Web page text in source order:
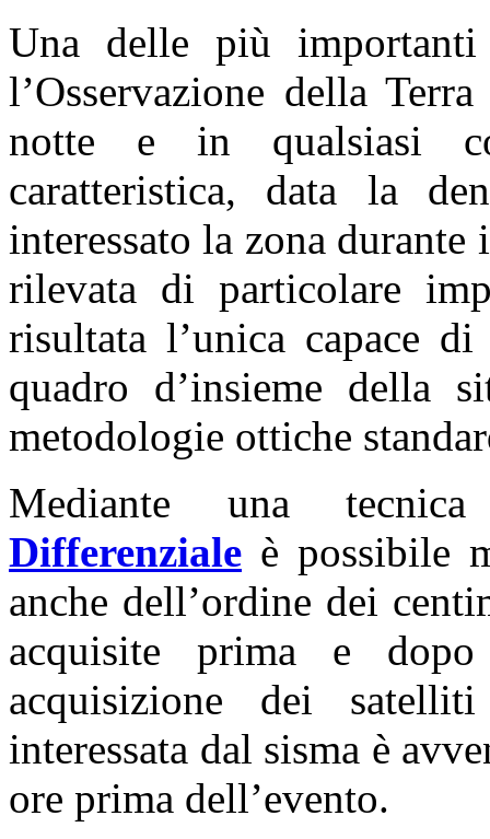
Una delle più
l’Osservazione della
notte e in qualsiasi
caratteristica, data la
interessato la zona
rilevata di particolare
risultata l’unica capace
quadro d’insieme della
metodologie ottiche
Mediante una
Differenziale è possibile
anche dell’ordine dei
acquisite prima e
acquisizione dei
interessata dal sisma è
ore prima dell’evento.